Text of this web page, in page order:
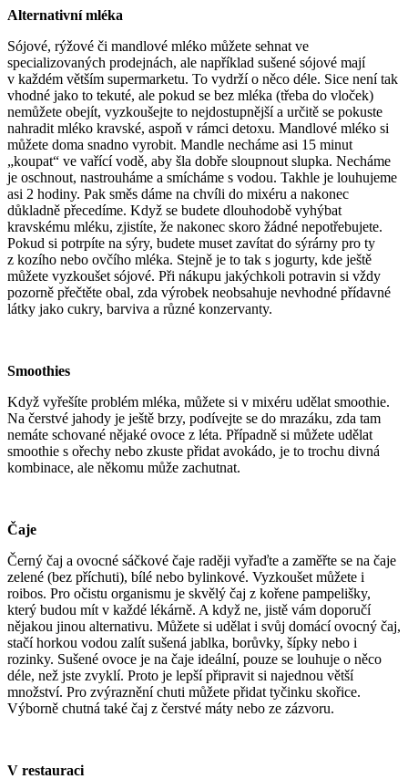
Alternativní mléka
Sójové, rýžové či mandlové mléko můžete sehnat ve
specializovaných prodejnách, ale například sušené sójové mají
v každém větším supermarketu. To vydrží o něco déle. Sice není tak
vhodné jako to tekuté, ale pokud se bez mléka (třeba do vloček)
nemůžete obejít, vyzkoušejte to nejdostupnější a určitě se pokuste
nahradit mléko kravské, aspoň v rámci detoxu. Mandlové mléko si
můžete doma snadno vyrobit. Mandle necháme asi 15 minut
„koupat“ ve vařící vodě, aby šla dobře sloupnout slupka. Necháme
je oschnout, nastrouháme a smícháme s vodou. Takhle je louhujeme
asi 2 hodiny. Pak směs dáme na chvíli do mixéru a nakonec
důkladně přecedíme. Když se budete dlouhodobě vyhýbat
kravskému mléku, zjistíte, že nakonec skoro žádné nepotřebujete.
Pokud si potrpíte na sýry, budete muset zavítat do sýrárny pro ty
z kozího nebo ovčího mléka. Stejně je to tak s jogurty, kde ještě
můžete vyzkoušet sójové. Při nákupu jakýchkoli potravin si vždy
pozorně přečtěte obal, zda výrobek neobsahuje nevhodné přídavné
látky jako cukry, barviva a různé konzervanty.
Smoothies
Když vyřešíte problém mléka, můžete si v mixéru udělat smoothie.
Na čerstvé jahody je ještě brzy, podívejte se do mrazáku, zda tam
nemáte schované nějaké ovoce z léta. Případně si můžete udělat
smoothie s ořechy nebo zkuste přidat avokádo, je to trochu divná
kombinace, ale někomu může zachutnat.
Čaje
Černý čaj a ovocné sáčkové čaje raději vyřaďte a zaměřte se na čaje
zelené (bez příchuti), bílé nebo bylinkové. Vyzkoušet můžete i
roibos. Pro očistu organismu je skvělý čaj z kořene pampelišky,
který budou mít v každé lékárně. A když ne, jistě vám doporučí
nějakou jinou alternativu. Můžete si udělat i svůj domácí ovocný čaj,
stačí horkou vodou zalít sušená jablka, borůvky, šípky nebo i
rozinky. Sušené ovoce je na čaje ideální, pouze se louhuje o něco
déle, než jste zvyklí. Proto je lepší připravit si najednou větší
množství. Pro zvýraznění chuti můžete přidat tyčinku skořice.
Výborně chutná také čaj z čerstvé máty nebo ze zázvoru.
V restauraci